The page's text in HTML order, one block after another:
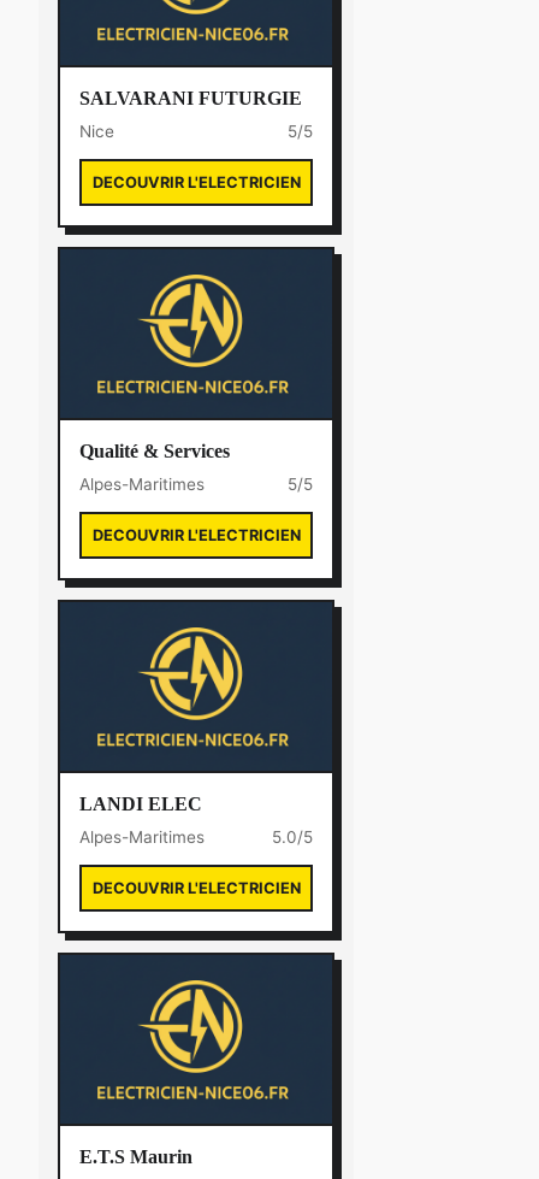
SALVARANI FUTURGIE
Nice 5/5
DECOUVRIR L'ELECTRICIEN
Qualité & Services
Alpes-Maritimes 5/5
DECOUVRIR L'ELECTRICIEN
LANDI ELEC
Alpes-Maritimes 5.0/5
DECOUVRIR L'ELECTRICIEN
E.T.S Maurin